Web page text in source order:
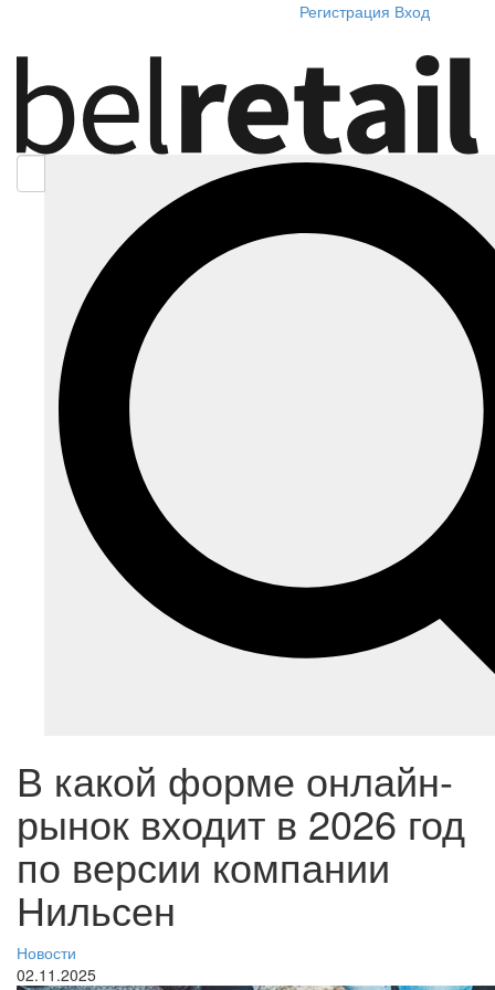
Регистрация Вход
В какой форме онлайн-
рынок входит в 2026 год
по версии компании
Нильсен
Новости
02.11.2025